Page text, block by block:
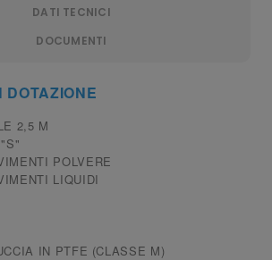
DATI TECNICI
DOCUMENTI
DOTAZIONE
2,5 M
POLVERE
LIQUIDI
IN PTFE (CLASSE M)